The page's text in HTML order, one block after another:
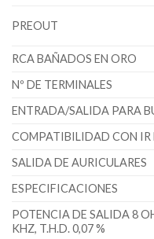
PREOUT
RCA BAÑADOS EN ORO
Nº DE TERMINALES
ENTRADA/SALIDA PARA
COMPATIBILIDAD CON IR
SALIDA DE AURICULARES
ESPECIFICACIONES
POTENCIA DE SALIDA 8
KHZ, T.H.D. 0,07 %